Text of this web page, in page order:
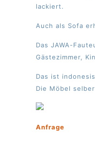
lackiert.
Auch als Sofa
Das JAWA-
Gästezimmer,
Das ist
Die Möbel
Anfrage